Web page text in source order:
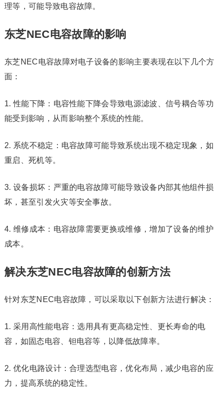
理等，可能导致电容故障。
东芝NEC电容故障的影响
东芝NEC电容故障对电子设备的影响主要表现在以下几个方
面：
1. 性能下降：电容性能下降会导致电源滤波、信号耦合等功
能受到影响，从而影响整个系统的性能。
2. 系统不稳定：电容故障可能导致系统出现不稳定现象，如
重启、死机等。
3. 设备损坏：严重的电容故障可能导致设备内部其他组件损
坏，甚至引发火灾等安全事故。
4. 维修成本：电容故障需要更换或维修，增加了设备的维护
成本。
解决东芝NEC电容故障的创新方法
针对东芝NEC电容故障，可以采取以下创新方法进行解决：
1. 采用高性能电容：选用具有更高稳定性、更长寿命的电
容，如固态电容、钽电容等，以降低故障率。
2. 优化电路设计：合理选型电容，优化布局，减少电容的应
力，提高系统的稳定性。